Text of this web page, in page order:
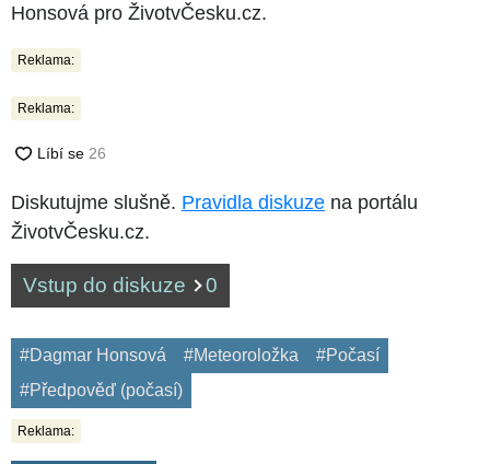
Honsová pro ŽivotvČesku.cz.
Reklama:
Reklama:
Diskutujme slušně. Pravidla diskuze na portálu
ŽivotvČesku.cz.
Vstup do diskuze 0
#Dagmar Honsová #Meteoroložka
#Počasí
#Předpověď (počasí)
Reklama: